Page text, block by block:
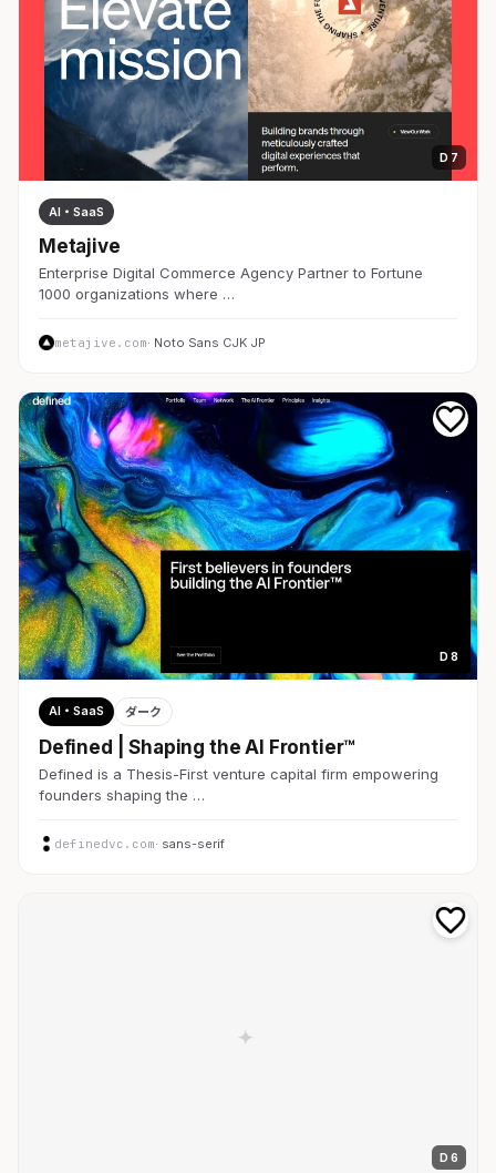
D 7
AI・SaaS
Metajive
Enterprise Digital Commerce Agency Partner to Fortune
1000 organizations where …
metajive.com· Noto Sans CJK JP
D 8
AI・SaaS ダーク
Defined | Shaping the AI Frontier™
Defined is a Thesis-First venture capital firm empowering
founders shaping the …
definedvc.com· sans-serif
D 6